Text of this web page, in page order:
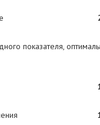
показателя,